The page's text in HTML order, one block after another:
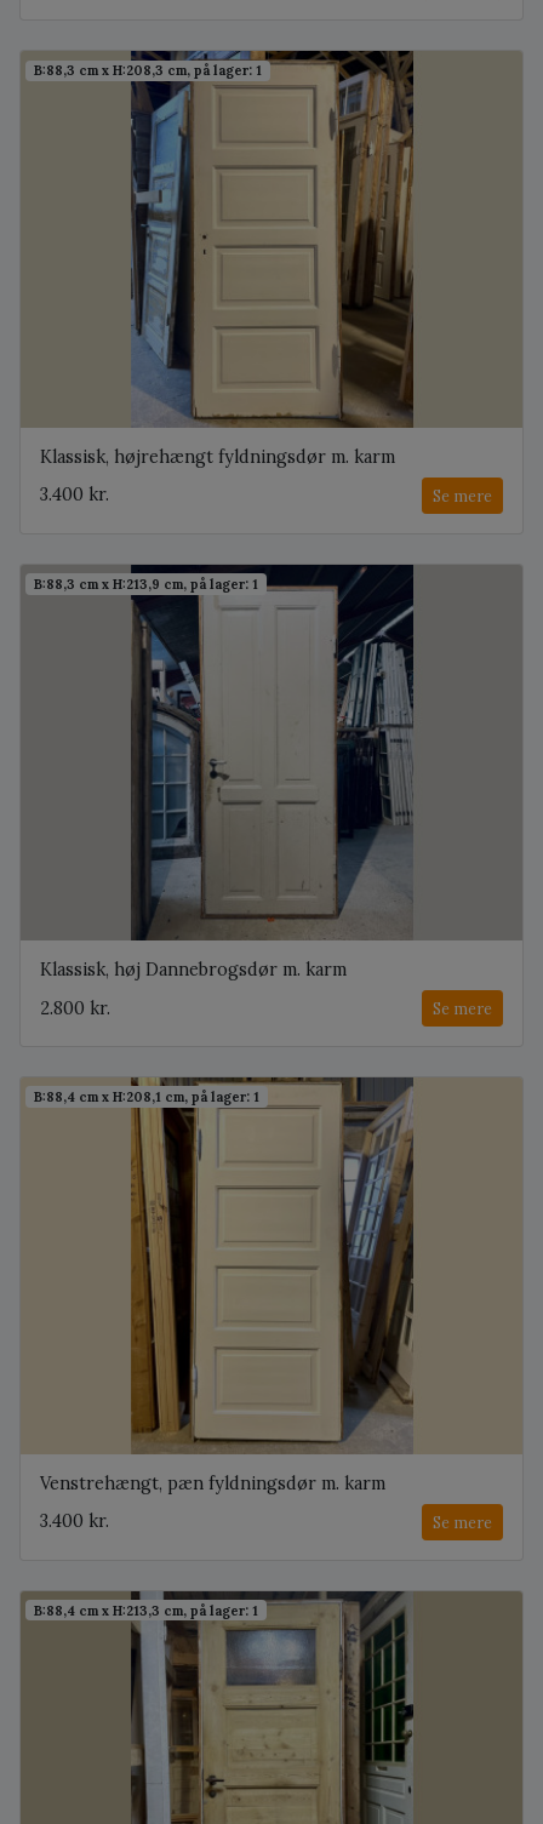
B:88,3 cm x H:208,3 cm, på lager: 1
Klassisk, højrehængt fyldningsdør m. karm
3.400 kr.
Se mere
B:88,3 cm x H:213,9 cm, på lager: 1
Klassisk, høj Dannebrogsdør m. karm
2.800 kr.
Se mere
B:88,4 cm x H:208,1 cm, på lager: 1
Venstrehængt, pæn fyldningsdør m. karm
3.400 kr.
Se mere
B:88,4 cm x H:213,3 cm, på lager: 1